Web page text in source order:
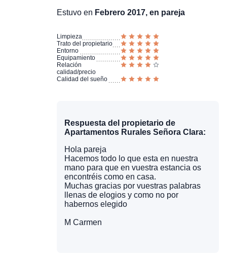
Estuvo en Febrero 2017, en pareja
Limpieza
Trato del propietario
Entorno
Equipamiento
Relación
calidad/precio
Calidad del sueño
Respuesta del propietario de
Apartamentos Rurales Señora Clara:
Hola pareja
Hacemos todo lo que esta en nuestra
mano para que en vuestra estancia os
encontréis como en casa.
Muchas gracias por vuestras palabras
llenas de elogios y como no por
habernos elegido
M Carmen